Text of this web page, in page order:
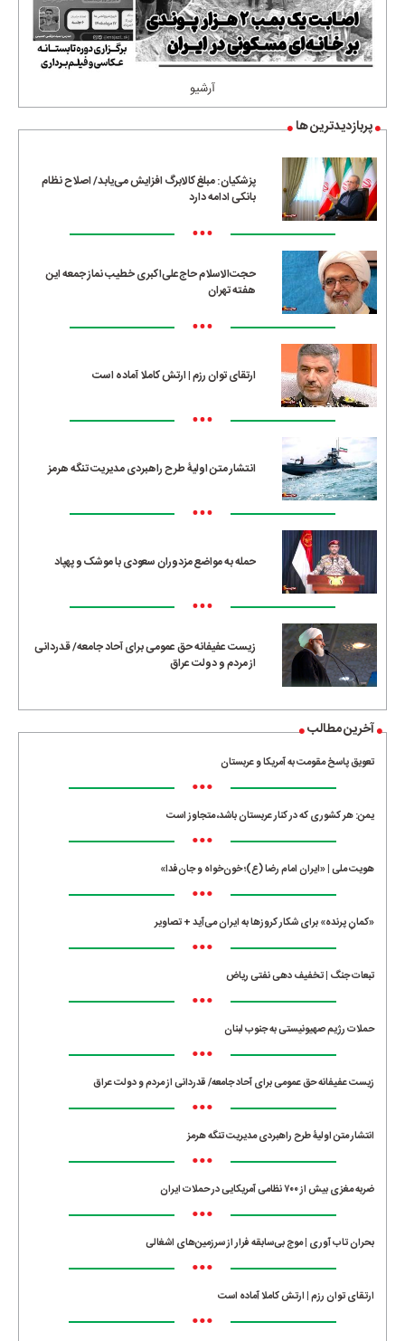
آرشیو
پربازدیدترین ها
پزشکیان: مبلغ کالابرگ افزایش می‌یابد/ اصلاح نظام
بانکی ادامه دارد
•••
حجت‌الاسلام حاج‌علی‌اکبری خطیب نماز جمعه این
هفته تهران
•••
ارتقای توان رزم | ارتش کاملا آماده است
•••
انتشار متن اولیۀ طرح راهبردی مدیریت تنگه هرمز
•••
حمله به مواضع مزدوران سعودی با موشک و پهپاد
•••
زیست عفیفانه حق عمومی برای آحاد جامعه/ قدردانی
از مردم و دولت عراق
آخرین مطالب
تعویق پاسخ مقومت به آمریکا و عربستان
•••
یمن: هر کشوری که در کنار عربستان باشد، متجاوز است
•••
هویت ملی | «ایران امام رضا (ع)؛ خون‌خواه و جان‌فدا»
•••
«کمانِ پرنده» برای شکار کروزها به ایران می‌آید + تصاویر
•••
تبعات جنگ | تخفیف دهی نفتی ریاض
•••
حملات رژیم صهیونیستی به جنوب لبنان
•••
زیست عفیفانه حق عمومی برای آحاد جامعه/ قدردانی از مردم و دولت عراق
•••
انتشار متن اولیۀ طرح راهبردی مدیریت تنگه هرمز
•••
ضربه مغزی بیش از ۷۰۰ نظامی آمریکایی در حملات ایران
•••
بحران تاب آوری | موج بی‌سابقه فرار از سرزمین‌های اشغالی
•••
ارتقای توان رزم | ارتش کاملا آماده است
•••